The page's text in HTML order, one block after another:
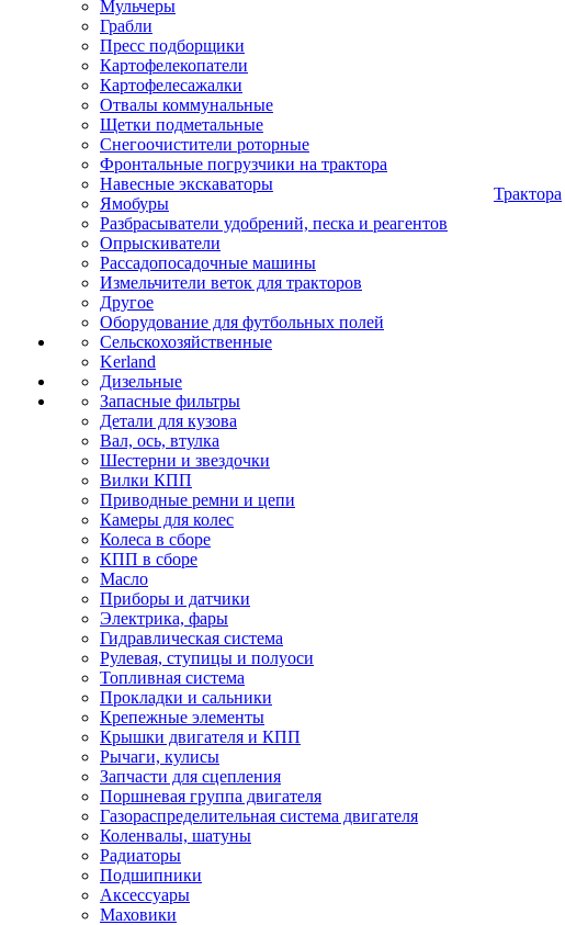
Мульчеры
Грабли
Пресс подборщики
Картофелекопатели
Картофелесажалки
Отвалы коммунальные
Щетки подметальные
Снегоочистители роторные
Фронтальные погрузчики на трактора
Навесные экскаваторы
Ямобуры
Разбрасыватели удобрений, песка и реагентов
Опрыскиватели
Рассадопосадочные машины
Измельчители веток для тракторов
Другое
Оборудование для футбольных полей
Сельскохозяйственные
Kerland
Дизельные
Запасные фильтры
Детали для кузова
Вал, ось, втулка
Шестерни и звездочки
Вилки КПП
Приводные ремни и цепи
Камеры для колес
Колеса в сборе
КПП в сборе
Масло
Приборы и датчики
Электрика, фары
Гидравлическая система
Рулевая, ступицы и полуоси
Топливная система
Прокладки и сальники
Крепежные элементы
Крышки двигателя и КПП
Рычаги, кулисы
Запчасти для сцепления
Поршневая группа двигателя
Газораспределительная система двигателя
Коленвалы, шатуны
Радиаторы
Подшипники
Аксессуары
Маховики
Трактора